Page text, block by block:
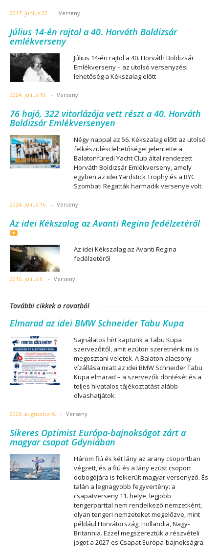
2017. június 22. - Verseny
Július 14-én rajtol a 40. Horváth Boldizsár
emlékverseny
Július 14-én rajtol a 40. Horváth Boldizsár
Emlékverseny – az utolsó versenyzési
lehetőség a Kékszalag előtt
2024. július 10. - Verseny
76 hajó, 322 vitorlázója vett részt a 40. Horváth
Boldizsár Emlékversenyen
Négy nappal az 56. Kékszalag előtt az utolsó
felkészülési lehetőséget jelentette a
Balatonfüredi Yacht Club által rendezett
Horváth Boldizsár Emlékverseny, amely
egyben az idei Yardstick Trophy és a BYC
Szombati Regatták harmadik versenye volt.
2024. július 16. - Verseny
Az idei Kékszalag az Avanti Regina fedélzetéről
Az idei Kékszalag az Avanti Regina
fedélzetéről
2015. július 8. - Verseny
További cikkek a rovatból
Elmarad az idei BMW Schneider Tabu Kupa
Sajnálatos hírt kaptunk a Tabu Kupa
szervezőitől, amit ezúton szeretnénk mi is
megosztani veletek. A Balaton alacsony
vízállása miatt az idei BMW Schneider Tabu
Kupa elmarad – a szervezők döntését és a
teljes hivatalos tájékoztatást alább
olvashatjátok:
2026. augusztus 6. - Verseny
Sikeres Optimist Európa-bajnokságot zárt a
magyar csapat Gdyniában
Három fiú és két lány az arany csoportban
végzett, és a fiú és a lány ezüst csoport
dobogójára is felkerült magyar versenyző. És
talán a legnagyobb fegyvertény: a
csapatverseny 11. helye, legjobb
tengerparttal nem rendelkező nemzetként,
olyan tengeri nemzeteket megelőzve, mint
például Horvátország, Hollandia, Nagy-
Britannia. Ezzel megszereztük a részvételi
jogot a 2027-es Csapat Európa-bajnokságra.